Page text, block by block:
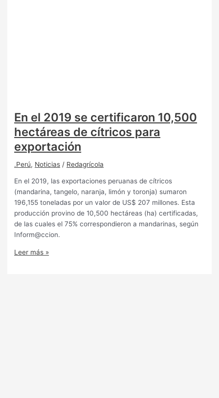
En el 2019 se certificaron 10,500
hectáreas de cítricos para
exportación
.Perú, Noticias / Redagrícola
En el 2019, las exportaciones peruanas de cítricos
(mandarina, tangelo, naranja, limón y toronja) sumaron
196,155 toneladas por un valor de US$ 207 millones. Esta
producción provino de 10,500 hectáreas (ha) certificadas,
de las cuales el 75% correspondieron a mandarinas, según
Inform@ccion.
Leer más »